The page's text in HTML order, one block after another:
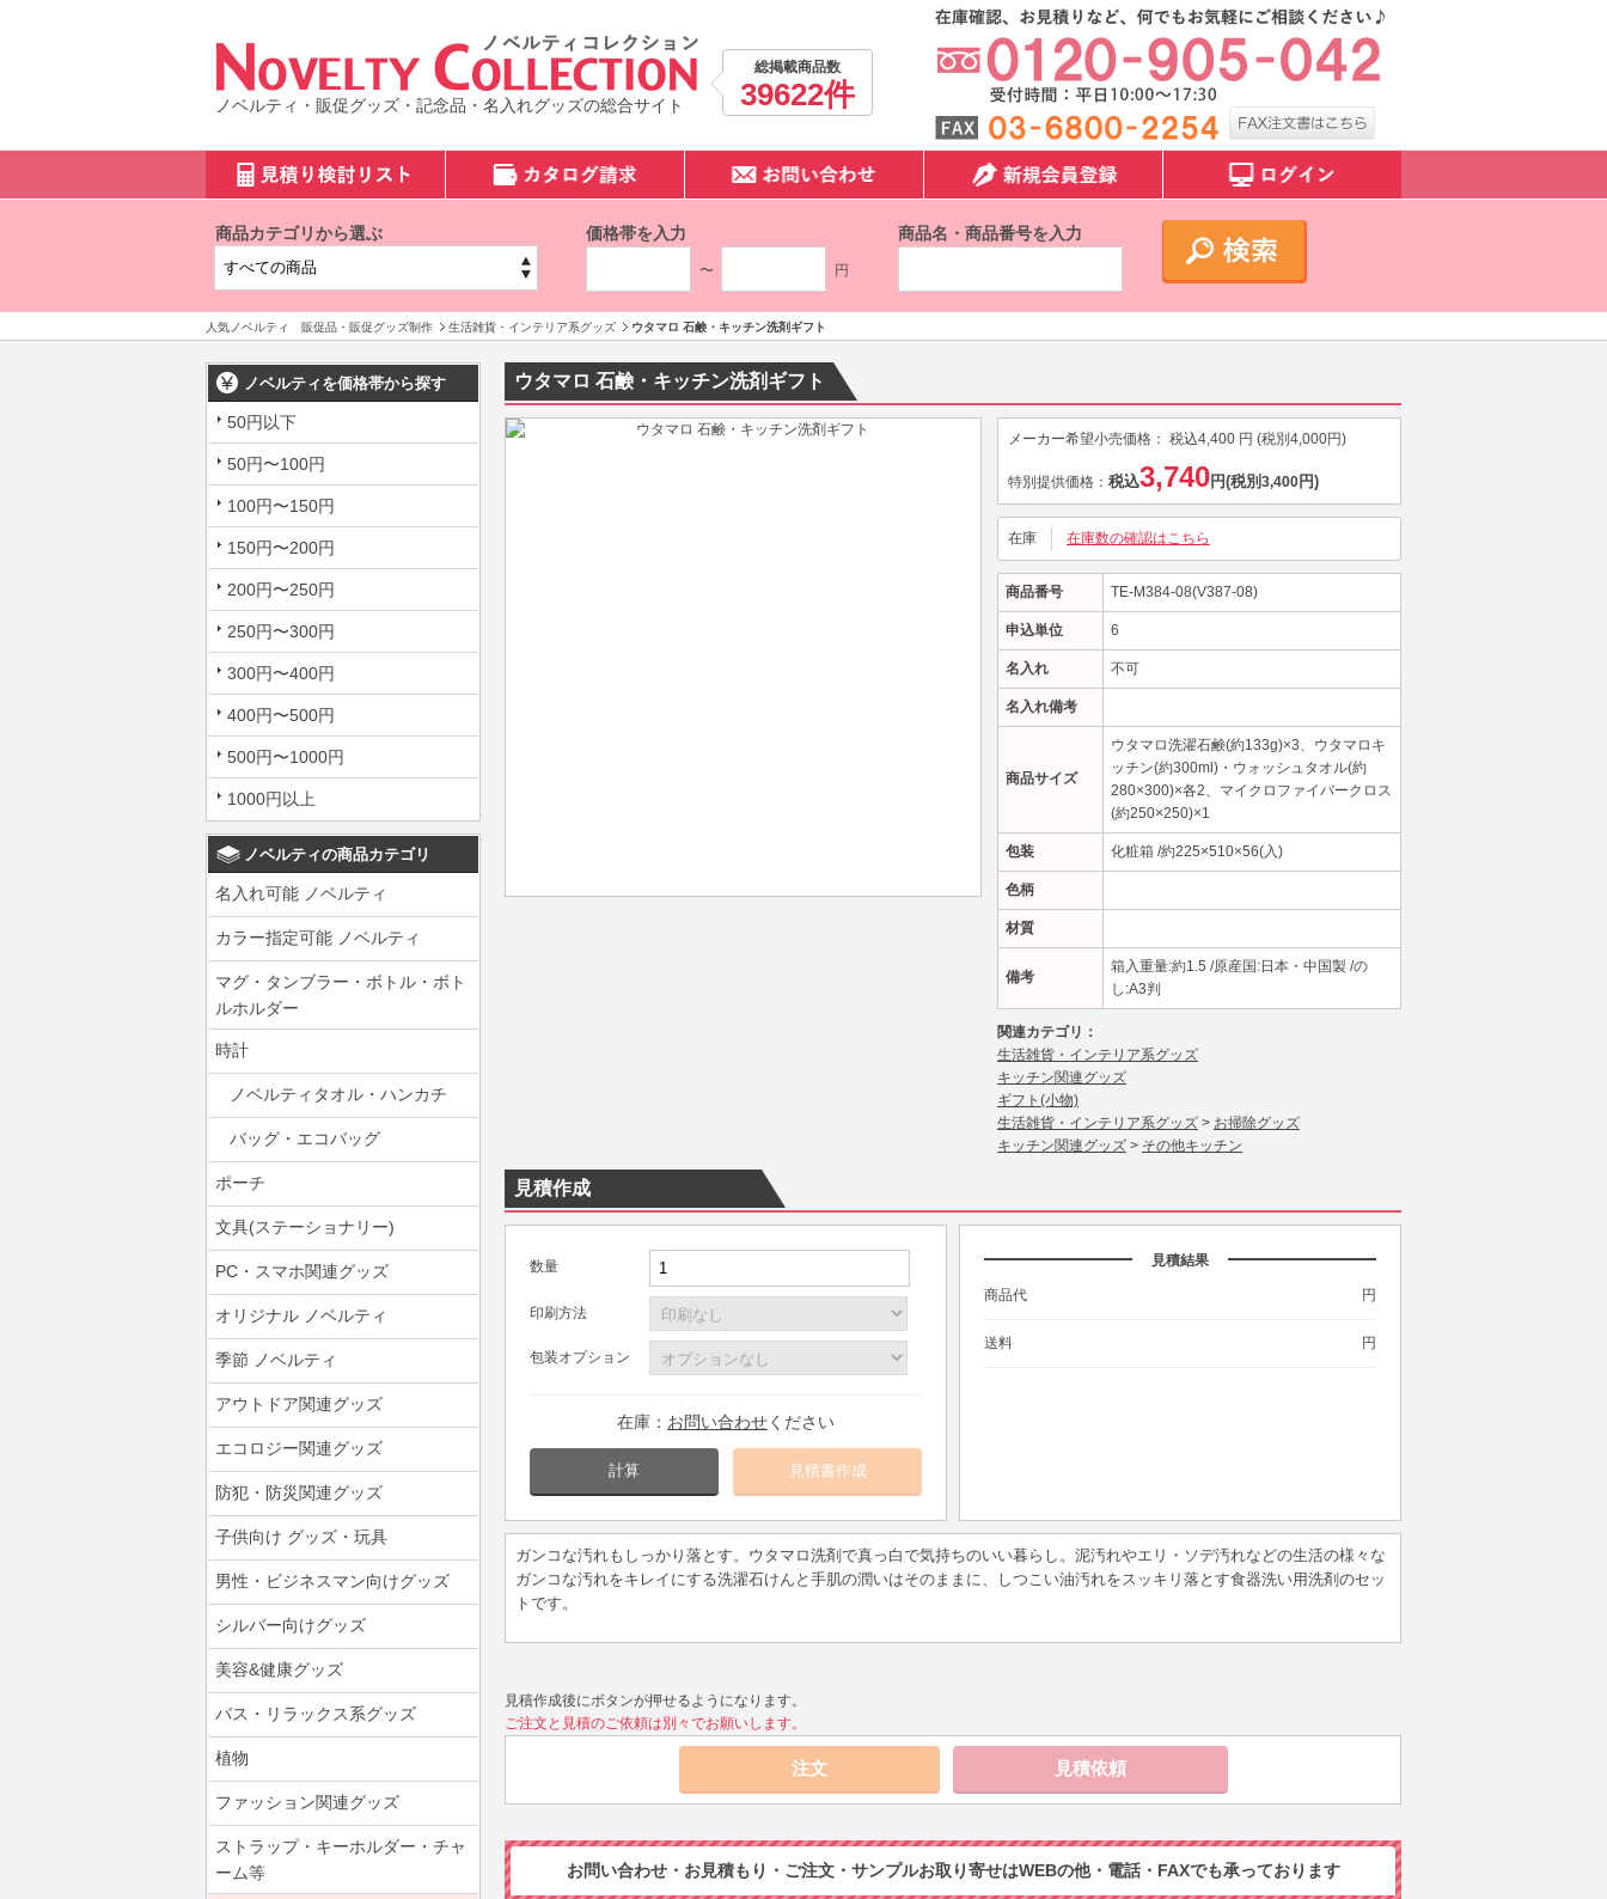
ノベルティ・販促グッズ・記念品・名入れグッズの総合サイト
総掲載商品数
39622件
商品カテゴリから選ぶ 価格帯を入力
〜 円
商品名・商品番号を入力
人気ノベルティ 販促品・販促グッズ制作 生活雑貨・インテリア系グッズ ウタマロ 石鹸・キッチン洗剤ギフト
ノベルティを価格帯から探す
50円以下
50円〜100円
100円〜150円
150円〜200円
200円〜250円
250円〜300円
300円〜400円
400円〜500円
500円〜1000円
1000円以上
ノベルティの商品カテゴリ
名入れ可能 ノベルティ
カラー指定可能 ノベルティ
マグ・タンブラー・ボトル・ボト
ルホルダー
時計
ノベルティタオル・ハンカチ
バッグ・エコバッグ
ポーチ
文具(ステーショナリー)
PC・スマホ関連グッズ
オリジナル ノベルティ
季節 ノベルティ
アウトドア関連グッズ
エコロジー関連グッズ
防犯・防災関連グッズ
子供向け グッズ・玩具
男性・ビジネスマン向けグッズ
シルバー向けグッズ
美容&健康グッズ
バス・リラックス系グッズ
植物
ファッション関連グッズ
ストラップ・キーホルダー・チャ
ーム等
ウタマロ 石鹸・キッチン洗剤ギフト
メーカー希望小売価格： 税込4,400 円 (税別 4,000円)
特別提供価格： 税込3,740円(税別 3,400円)
在庫 在庫数の確認はこちら
商品番号 TE-M384-08(V387-08)
申込単位 6
名入れ 不可
名入れ備考
商品サイズ
ウタマロ洗濯石鹸(約133g)×3、ウタマロキ
ッチン(約300ml)・ウォッシュタオル(約
280×300)×各2、マイクロファイバークロス
(約250×250)×1
包装 化粧箱 /約225×510×56(入)
色柄
材質
備考
箱入重量:約1.5 /原産国:日本・中国製 /の
し:A3判
関連カテゴリ：
生活雑貨・インテリア系グッズ
キッチン関連グッズ
ギフト(小物)
生活雑貨・インテリア系グッズ > お掃除グッズ
キッチン関連グッズ > その他キッチン
見積作成
数量
印刷方法
包装オプション
在庫： お問い合わせください
計算
見積結果
商品代 円
送料 円
ガンコな汚れもしっかり落とす。ウタマロ洗剤で真っ白で気持ちのいい暮らし。泥汚れやエリ・ソデ汚れなどの生活の様々な
ガンコな汚れをキレイにする洗濯石けんと手肌の潤いはそのままに、しつこい油汚れをスッキリ落とす食器洗い用洗剤のセッ
トです。
見積作成後にボタンが押せるようになります。
ご注文と見積のご依頼は別々でお願いします。
お問い合わせ・お見積もり・ご注文・サンプルお取り寄せはWEBの他・電話・FAXでも承っております